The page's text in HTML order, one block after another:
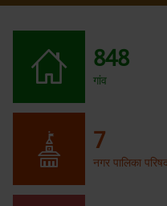
848
गांव
7
नगर पालिका